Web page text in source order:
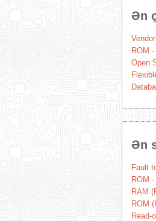
Ən
Vendor
ROM
Open
Ən
Fault
ROM
RAM
ROM
Read-